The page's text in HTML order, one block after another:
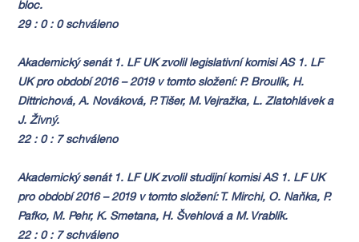
bloc.
29 : 0 : 0 schváleno
Akademický senát 1. LF UK zvolil legislativní komisi AS 1. LF
UK pro období 2016 – 2019 v tomto složení: P. Broulík, H.
Dittrichová, A. Nováková, P. Tišer, M. Vejražka, L. Zlatohlávek a
J. Živný.
22 : 0 : 7 schváleno
Akademický senát 1. LF UK zvolil studijní komisi AS 1. LF UK
pro období 2016 – 2019 v tomto složení: T. Mirchi, O. Naňka, P.
Pafko, M. Pehr, K. Smetana, H. Švehlová a M. Vrablík.
22 : 0 : 7 schváleno